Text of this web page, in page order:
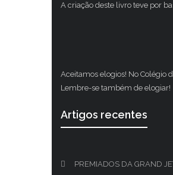
A criação deste livro teve por
Aceitamos elogios! No Colégio
Lembre-se também de elogiar!
Artigos recentes
PREMIADOS DA GRAND